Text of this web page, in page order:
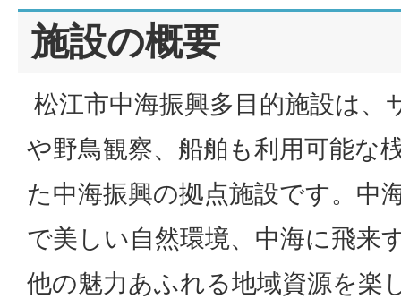
施設の概要
松江市中海振興多目的施設は、
や野鳥観察、船舶も利用可能な
た中海振興の拠点施設です。中
で美しい自然環境、中海に飛来
他の魅力あふれる地域資源を楽